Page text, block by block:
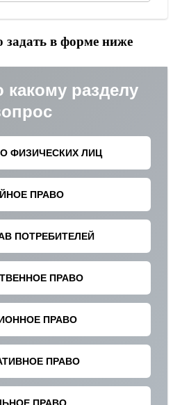
в форме ниже